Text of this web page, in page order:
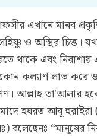
এখানে মানব
ও অস্থির চিত্ত।
থাকে এবং নিরাশায়
কল্যাণ লাভ করে ও
আল্লাহ তা'আলার
হযরত আবূ হুরাইরা
বলেছেনঃ “মানুষের